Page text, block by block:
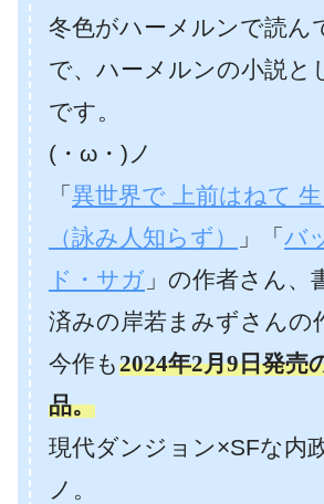
冬色がハーメルンで読ん
で、ハーメルンの小説と
です。
(・ω・)ノ
「 異世界で 上前はねて 生
（詠み人知らず）
」「 バ
ド・サガ 」の作者さん、
済みの岸若まみずさんの
今作も2024年2月9日発売
品。
現代ダンジョン×SFな内
ノ。